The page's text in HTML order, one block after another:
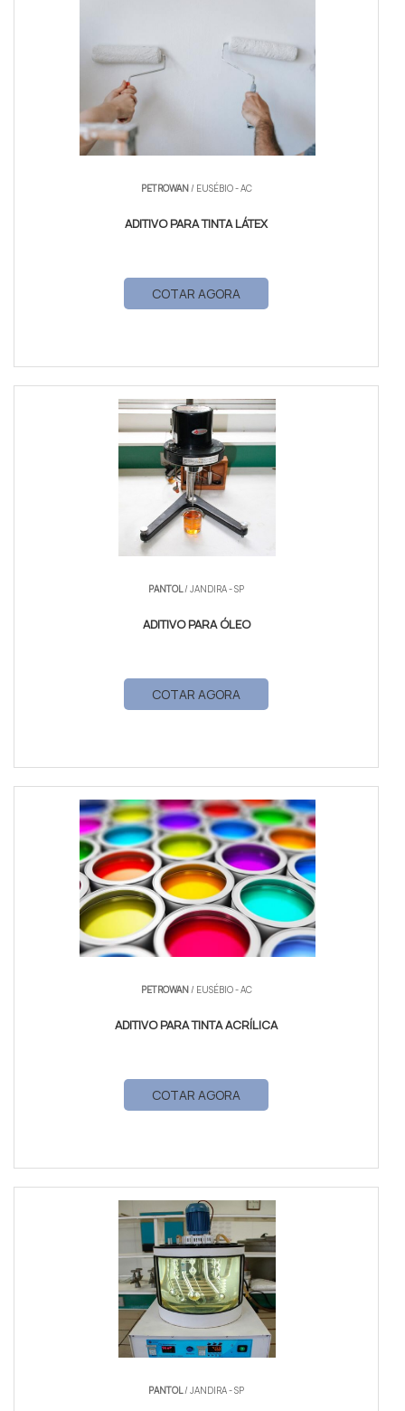
PETROWAN/ EUSÉBIO - AC
ADITIVO PARA TINTA LÁTEX
COTAR AGORA
PANTOL/ JANDIRA - SP
ADITIVO PARA ÓLEO
COTAR AGORA
PETROWAN/ EUSÉBIO - AC
ADITIVO PARA TINTA ACRÍLICA
COTAR AGORA
PANTOL/ JANDIRA - SP